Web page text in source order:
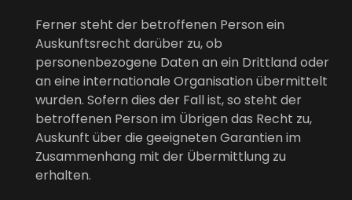
Ferner steht der betroffenen Person ein
Auskunftsrecht darüber zu, ob
personenbezogene Daten an ein Drittland oder
an eine internationale Organisation übermittelt
wurden. Sofern dies der Fall ist, so steht der
betroffenen Person im Übrigen das Recht zu,
Auskunft über die geeigneten Garantien im
Zusammenhang mit der Übermittlung zu
erhalten.